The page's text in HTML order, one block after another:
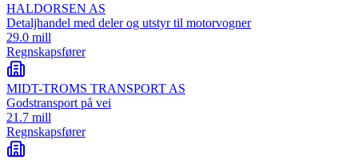
HALDORSEN AS
Detaljhandel med deler og utstyr til motorvogner
29.0 mill
Regnskapsfører
MIDT-TROMS TRANSPORT AS
Godstransport på vei
21.7 mill
Regnskapsfører